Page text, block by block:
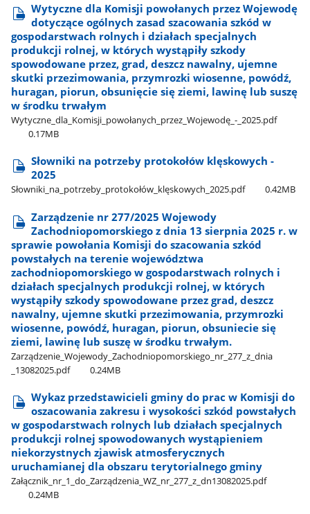
Wytyczne dla Komisji powołanych przez Wojewodę
dotyczące ogólnych zasad szacowania szkód w
gospodarstwach rolnych i działach specjalnych
produkcji rolnej, w których wystąpiły szkody
spowodowane przez, grad, deszcz nawalny, ujemne
skutki przezimowania, przymrozki wiosenne, powódź,
huragan, piorun, obsunięcie się ziemi, lawinę lub suszę
w środku trwałym
Wytyczne​_dla​_Komisji​_powołanych​_przez​_Wojewodę​_-​_2025.pdf
0.17MB
Słowniki na potrzeby protokołów klęskowych -
2025
Słowniki​_na​_potrzeby​_protokołów​_klęskowych​_2025.pdf 0.42MB
Zarządzenie nr 277/2025 Wojewody
Zachodniopomorskiego z dnia 13 sierpnia 2025 r. w
sprawie powołania Komisji do szacowania szkód
powstałych na terenie województwa
zachodniopomorskiego w gospodarstwach rolnych i
działach specjalnych produkcji rolnej, w których
wystąpiły szkody spowodowane przez grad, deszcz
nawalny, ujemne skutki przezimowania, przymrozki
wiosenne, powódź, huragan, piorun, obsuniecie się
ziemi, lawinę lub suszę w środku trwałym.
Zarządzenie​_Wojewody​_Zachodniopomorskiego​_nr​_277​_z​_dnia​
_13082025.pdf
0.24MB
Wykaz przedstawicieli gminy do prac w Komisji do
oszacowania zakresu i wysokości szkód powstałych
w gospodarstwach rolnych lub działach specjalnych
produkcji rolnej spowodowanych wystąpieniem
niekorzystnych zjawisk atmosferycznych
uruchamianej dla obszaru terytorialnego gminy
Załącznik​_nr​_1​_do​_Zarządzenia​_WZ​_nr​_277​_z​_dn13082025.pdf
0.24MB